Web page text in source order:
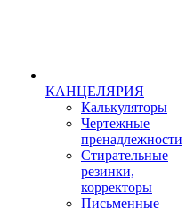
КАНЦЕЛЯРИЯ
Калькуляторы
Чертежные
пренадлежности
Стирательные
резинки,
корректоры
Письменные